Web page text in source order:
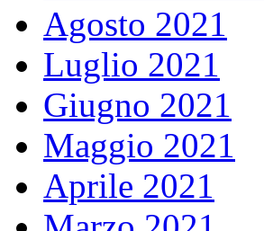
Agosto 2021
Luglio 2021
Giugno 2021
Maggio 2021
Aprile 2021